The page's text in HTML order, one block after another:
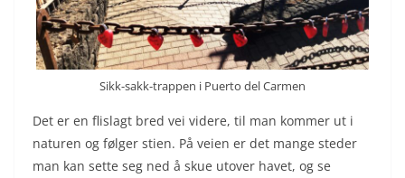
Sikk-sakk-trappen i Puerto del Carmen
Det er en flislagt bred vei videre, til man kommer ut i
naturen og følger stien. På veien er det mange steder
man kan sette seg ned å skue utover havet, og se